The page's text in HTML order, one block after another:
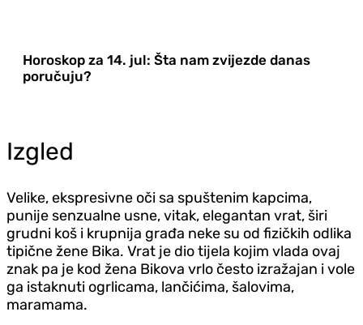
Horoskop za 14. jul: Šta nam zvijezde danas
poručuju?
Izgled
Velike, ekspresivne oči sa spuštenim kapcima,
punije senzualne usne, vitak, elegantan vrat, širi
grudni koš i krupnija građa neke su od fizičkih odlika
tipične žene Bika. Vrat je dio tijela kojim vlada ovaj
znak pa je kod žena Bikova vrlo često izražajan i vole
ga istaknuti ogrlicama, lančićima, šalovima,
maramama.